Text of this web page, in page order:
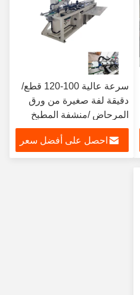
سرعة عالية 100-120 قطع/
دقيقة لفة صغيرة من ورق
المرحاض /منشفة المطبخ
احصل على أفضل سعر